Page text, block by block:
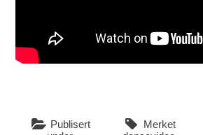
Publisert
Merket